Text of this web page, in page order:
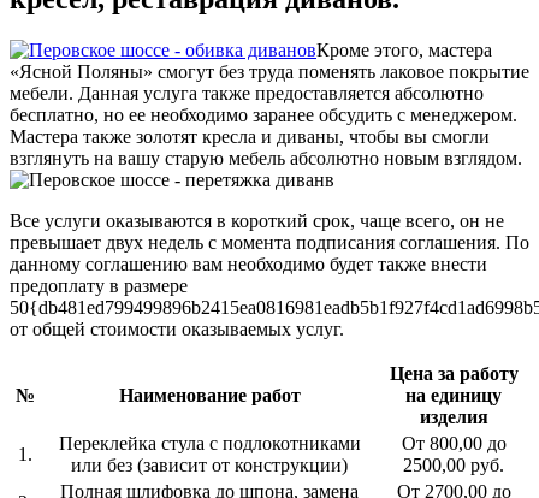
Кроме этого, мастера
«Ясной Поляны» смогут без труда поменять лаковое покрытие
мебели. Данная услуга также предоставляется абсолютно
бесплатно, но ее необходимо заранее обсудить с менеджером.
Мастера также золотят кресла и диваны, чтобы вы смогли
взглянуть на вашу старую мебель абсолютно новым взглядом.
Все услуги оказываются в короткий срок, чаще всего, он не
превышает двух недель с момента подписания соглашения. По
данному соглашению вам необходимо будет также внести
предоплату в размере
от общей стоимости оказываемых услуг.
№ Наименование работ
Цена за работу
на единицу
изделия
1.
Переклейка стула с подлокотниками
или без (зависит от конструкции)
От 800,00 до
2500,00 руб.
Полная шлифовка до шпона, замена От 2700,00 до